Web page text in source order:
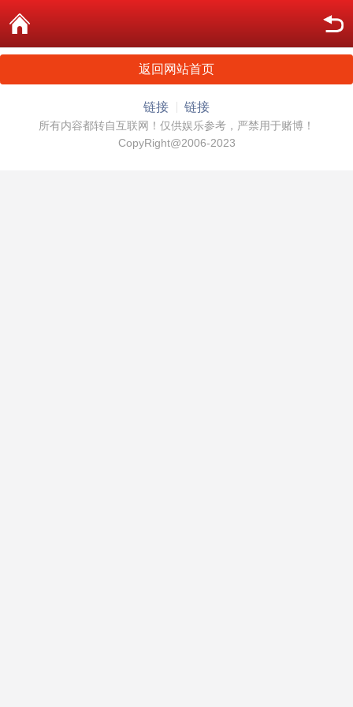
返回网站首页
链接 链接
所有内容都转自互联网！仅供娱乐参考，严禁用于赌博！
CopyRight@2006-2023